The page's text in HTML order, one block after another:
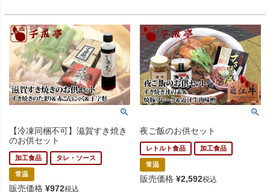
【冷凍同梱不可】滋賀すき焼き
のお供セット
加工食品 タレ・ソース
常温
販売価格 ¥972税込
夜ご飯のお供セット
レトルト食品 加工食品
常温
販売価格 ¥2,592税込